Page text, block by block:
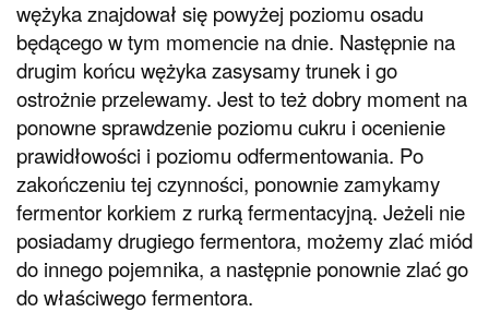
wężyka znajdował się powyżej poziomu osadu
będącego w tym momencie na dnie. Następnie na
drugim końcu wężyka zasysamy trunek i go
ostrożnie przelewamy. Jest to też dobry moment na
ponowne sprawdzenie poziomu cukru i ocenienie
prawidłowości i poziomu odfermentowania. Po
zakończeniu tej czynności, ponownie zamykamy
fermentor korkiem z rurką fermentacyjną. Jeżeli nie
posiadamy drugiego fermentora, możemy zlać miód
do innego pojemnika, a następnie ponownie zlać go
do właściwego fermentora.